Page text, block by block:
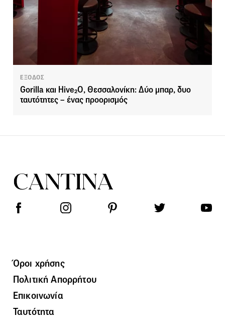
ΕΞΟΔΟΣ
Gorilla και Hive₂O, Θεσσαλονίκη: Δύο μπαρ, δυο
ταυτότητες – ένας προορισμός
Όροι χρήσης
Πολιτική Απορρήτου
Επικοινωνία
Ταυτότητα